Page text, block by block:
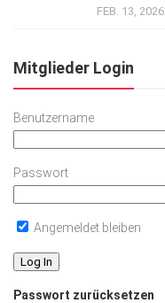
FEB. 13, 2026
Mitglieder Login
Benutzername
Passwort
Angemeldet bleiben
Passwort zurücksetzen